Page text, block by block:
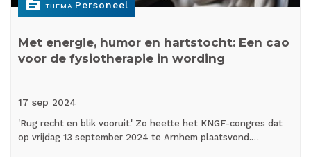
topic THEMA Personeel
Met energie, humor en hartstocht: Een cao
voor de fysiotherapie in wording
17 sep 2024
'Rug recht en blik vooruit.' Zo heette het KNGF-congres dat
op vrijdag 13 september 2024 te Arnhem plaatsvond.…